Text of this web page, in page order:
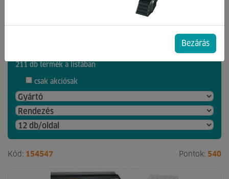
211 db termék a listában
csak akciósak
Kód: 154547 Pontok: 540
Bezárás